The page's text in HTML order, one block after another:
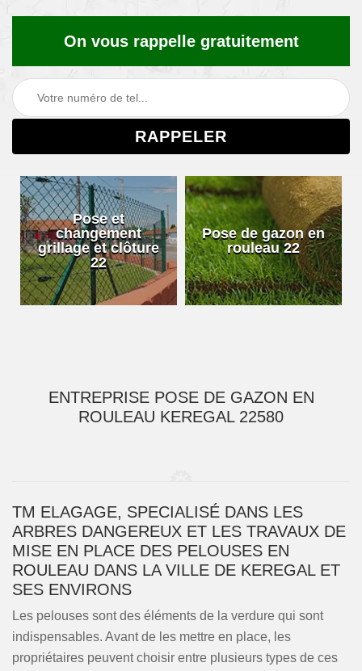
On vous rappelle gratuitement
Pose et
changement
grillage et clôture
22
Pose de gazon en
rouleau 22
ENTREPRISE POSE DE GAZON EN
ROULEAU KEREGAL 22580
TM ELAGAGE, SPECIALISÉ DANS LES
ARBRES DANGEREUX ET LES TRAVAUX DE
MISE EN PLACE DES PELOUSES EN
ROULEAU DANS LA VILLE DE KEREGAL ET
SES ENVIRONS
Les pelouses sont des éléments de la verdure qui sont
indispensables. Avant de les mettre en place, les
propriétaires peuvent choisir entre plusieurs types de ces